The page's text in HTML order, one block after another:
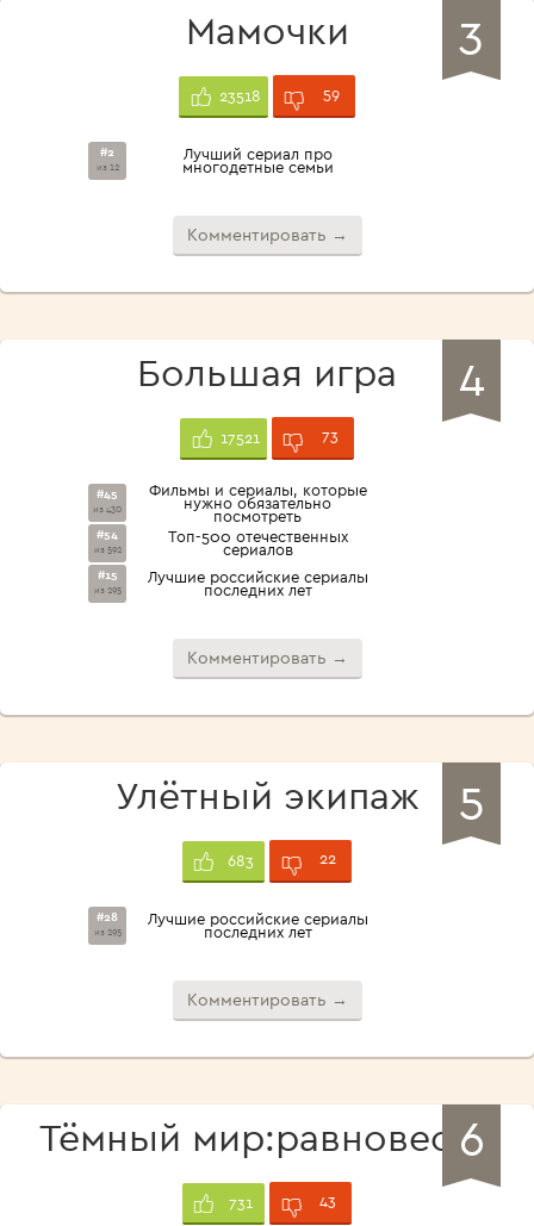
3
Мамочки
23518 59
#2
из 12
Лучший сериал про
многодетные семьи
Комментировать →
4
Большая игра
17521 73
#45
из 430
Фильмы и сериалы, которые
нужно обязательно
посмотреть
#54
из 592
Топ-500 отечественных
сериалов
#15
из 295
Лучшие российские сериалы
последних лет
Комментировать →
5
Улётный экипаж
683 22
#28
из 295
Лучшие российские сериалы
последних лет
Комментировать →
6
Тёмный мир:равновесие
731 43